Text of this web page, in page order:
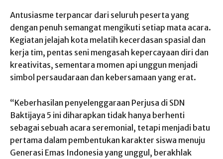
Antusiasme terpancar dari seluruh peserta yang
dengan penuh semangat mengikuti setiap mata acara.
Kegiatan jelajah kota melatih kecerdasan spasial dan
kerja tim, pentas seni mengasah kepercayaan diri dan
kreativitas, sementara momen api unggun menjadi
simbol persaudaraan dan kebersamaan yang erat.
“Keberhasilan penyelenggaraan Perjusa di SDN
Baktijaya 5 ini diharapkan tidak hanya berhenti
sebagai sebuah acara seremonial, tetapi menjadi batu
pertama dalam pembentukan karakter siswa menuju
Generasi Emas Indonesia yang unggul, berakhlak